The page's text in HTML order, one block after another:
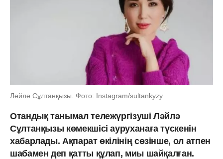
Ләйлә Сұлтанқызы. Фото: Instagram/sultankyzy
Отандық танымал тележүргізуші Ләйлә
Сұлтанқызы көмекшісі ауруханаға түскенін
хабарлады. Ақпарат өкілінің сөзінше, ол атпен
шабамен деп қатты құлап, миы шайқалған.